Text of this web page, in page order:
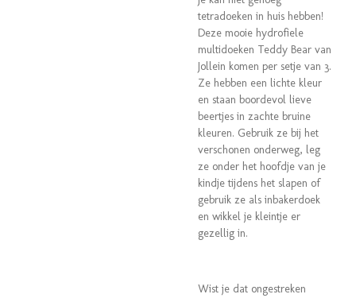
tetradoeken in huis hebben!
Deze mooie hydrofiele
multidoeken Teddy Bear van
Jollein komen per setje van 3.
Ze hebben een lichte kleur
en staan boordevol lieve
beertjes in zachte bruine
kleuren. Gebruik ze bij het
verschonen onderweg, leg
ze onder het hoofdje van je
kindje tijdens het slapen of
gebruik ze als inbakerdoek
en wikkel je kleintje er
gezellig in.
Wist je dat ongestreken